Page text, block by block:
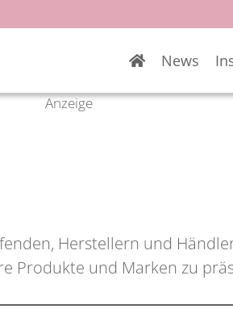
News
Anzeige
Herstellern und
Produkte und Marken zu